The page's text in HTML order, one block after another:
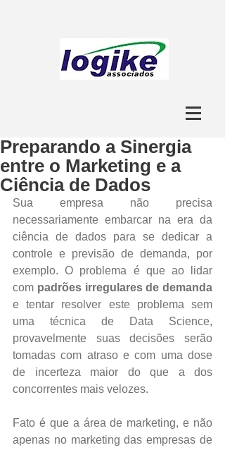
Preparando a Sinergia
entre o Marketing e a
Ciência de Dados
Sua empresa não precisa
necessariamente embarcar na era da
ciência de dados para se dedicar a
controle e previsão de demanda, por
exemplo. O problema é que ao lidar
com padrões irregulares de demanda
e tentar resolver este problema sem
uma técnica de Data Science,
provavelmente suas decisões serão
tomadas com atraso e com uma dose
de incerteza maior do que a dos
concorrentes mais velozes.
Fato é que a área de marketing, e não
apenas no marketing das empresas de